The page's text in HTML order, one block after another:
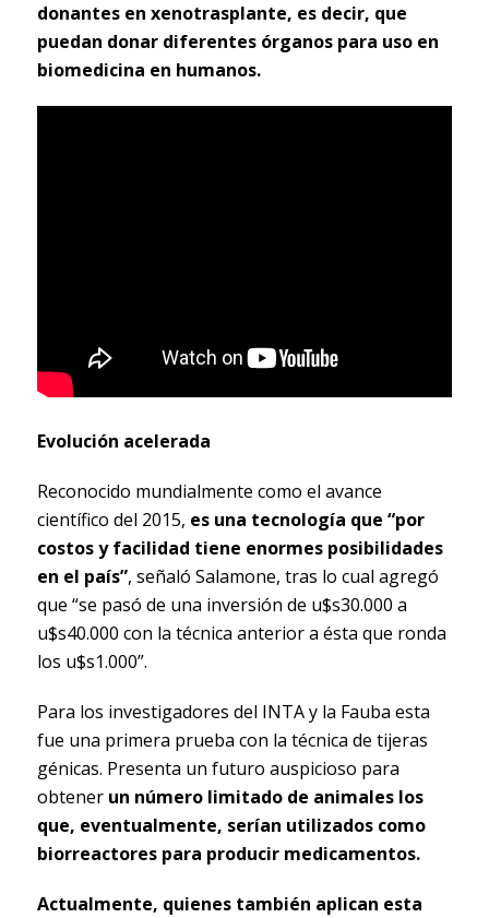
donantes en xenotrasplante, es decir, que
puedan donar diferentes órganos para uso en
biomedicina en humanos.
Evolución acelerada
Reconocido mundialmente como el avance
científico del 2015, es una tecnología que “por
costos y facilidad tiene enormes posibilidades
en el país”, señaló Salamone, tras lo cual agregó
que “se pasó de una inversión de u$s30.000 a
u$s40.000 con la técnica anterior a ésta que ronda
los u$s1.000”.
Para los investigadores del INTA y la Fauba esta
fue una primera prueba con la técnica de tijeras
génicas. Presenta un futuro auspicioso para
obtener un número limitado de animales los
que, eventualmente, serían utilizados como
biorreactores para producir medicamentos.
Actualmente, quienes también aplican esta